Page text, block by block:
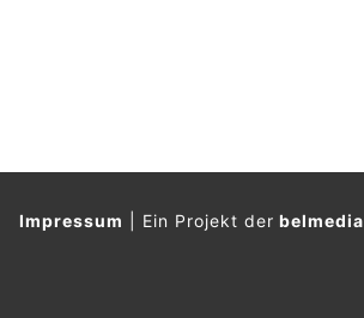
Impressum Ein Projekt derbelmedia